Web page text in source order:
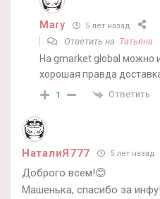
Mary 5 лет назад
Ответить на Татьяна
На gmarket global можно
хорошая правда
1 Ответить
НаталиЯ777 5 лет назад
Доброго всем!😊
Машенька, спасибо за